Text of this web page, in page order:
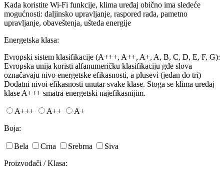
Kada koristite Wi-Fi funkcije, klima uređaj obično ima sledeće
mogućnosti: daljinsko upravljanje, raspored rada, pametno
upravljanje, obaveštenja, ušteda energije
Energetska klasa:
Evropski sistem klasifikacije (A+++, A++, A+, A, B, C, D, E, F, G):
Evropska unija koristi alfanumeričku klasifikaciju gde slova
označavaju nivo energetske efikasnosti, a plusevi (jedan do tri)
Dodatni nivoi efikasnosti unutar svake klase. Stoga se klima uređaj
klase A+++ smatra energetski najefikasnijim.
A+++ A++
A+
Boja:
Bela Crna Srebrna
Siva
Proizvođači / Klasa: